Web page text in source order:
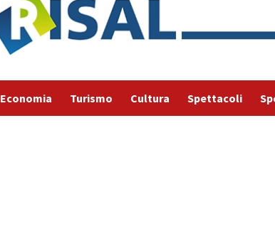
Economia Turismo Cultura Spettacoli